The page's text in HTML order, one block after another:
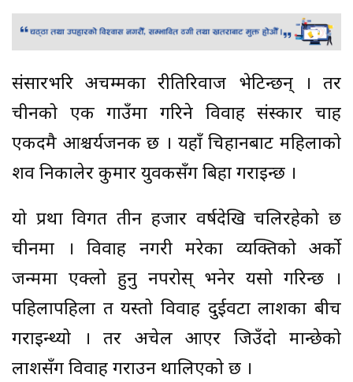
संसारभरि अचम्मका रीतिरिवाज भेटिन्छन् । तर
चीनको एक गाउँमा गरिने विवाह संस्कार चाहिँ
एकदमै आश्चर्यजनक छ । यहाँ चिहानबाट महिलाको
शव निकालेर कुमार युवकसँग बिहा गराइन्छ ।
यो प्रथा विगत तीन हजार वर्षदेखि चलिरहेको छ
चीनमा । विवाह नगरी मरेका व्यक्तिको अर्को
जन्ममा एक्लो हुनु नपरोस् भनेर यसो गरिन्छ ।
पहिलापहिला त यस्तो विवाह दुईवटा लाशका बीच
गराइन्थ्यो । तर अचेल आएर जिउँदो मान्छेको
लाशसँग विवाह गराउन थालिएको छ ।